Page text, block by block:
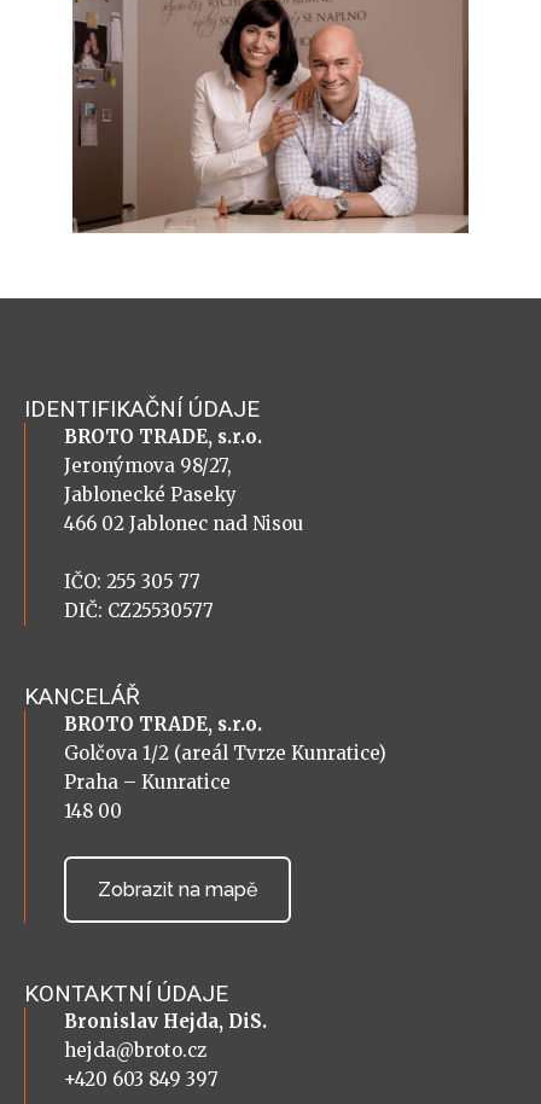
IDENTIFIKAČNÍ ÚDAJE
BROTO TRADE, s.r.o.
Jeronýmova 98/27,
Jablonecké Paseky
466 02 Jablonec nad Nisou
IČO: 255 305 77
DIČ: CZ25530577
KANCELÁŘ
BROTO TRADE, s.r.o.
Golčova 1/2 (areál Tvrze Kunratice)
Praha – Kunratice
148 00
Zobrazit na mapě
KONTAKTNÍ ÚDAJE
Bronislav Hejda, DiS.
hejda@broto.cz
+420 603 849 397